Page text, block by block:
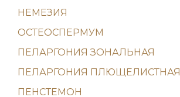
НЕМЕЗИЯ
ОСТЕОСПЕРМУМ
ПЕЛАРГОНИЯ ЗОНАЛЬНАЯ
ПЕЛАРГОНИЯ ПЛЮЩЕЛИСТНАЯ
ПЕНСТЕМОН